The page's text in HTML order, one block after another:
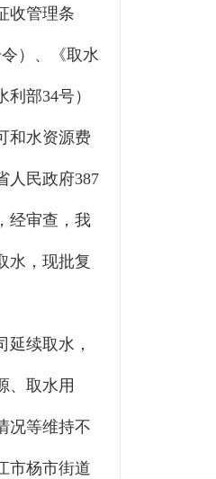
收管理条
）、《取水
利部34号）
和水资源费
人民政府387
经审查，我
水，现批复
延续取水，
、取水用
况等维持不
市杨市街道